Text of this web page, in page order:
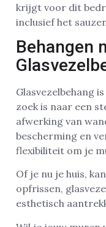
krijgt voor dit
inclusief het
Behangen
Glasvezelbehang
zoek is naar een
afwerking van
bescherming en
flexibiliteit om je
Of je nu je huis,
opfrissen,
esthetisch